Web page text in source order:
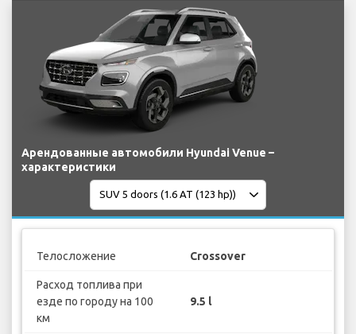
Арендованные автомобили Hyundai Venue –
характеристики
Телосложение Crossover
Расход топлива при
езде по городу на 100
км
9.5 l